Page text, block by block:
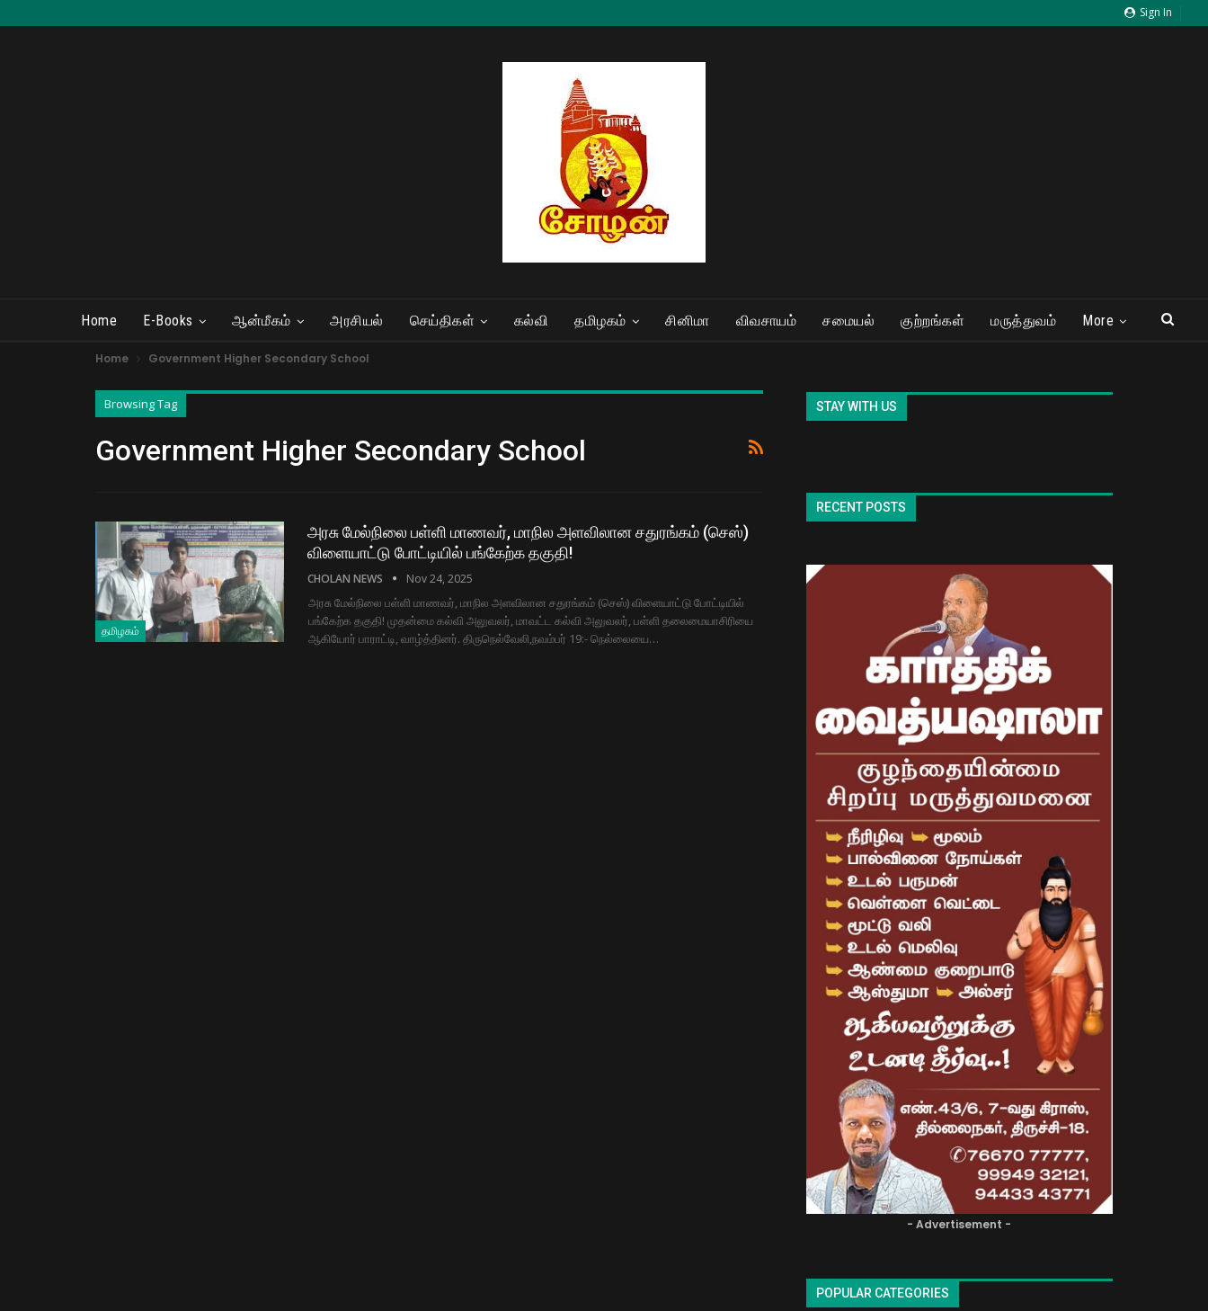
Sign In
Home E-Books ஆன்மீகம் அரசியல் செய்திகள் கல்வி தமிழகம் சினிமா விவசாயம் சமையல் குற்றங்கள் மருத்துவம் More
Home Government Higher Secondary School
Browsing Tag
Government Higher Secondary School
தமிழகம்
அரசு மேல்நிலை பள்ளி மாணவர், மாநில அளவிலான சதுரங்கம் (செஸ்)
விளையாட்டு போட்டியில் பங்கேற்க தகுதி!
CHOLAN NEWS Nov 24, 2025
அரசு மேல்நிலை பள்ளி மாணவர், மாநில அளவிலான சதுரங்கம் (செஸ்) விளையாட்டு போட்டியில்
பங்கேற்க தகுதி! முதன்மை கல்வி அலுவலர், மாவட்ட கல்வி அலுவலர், பள்ளி தலைமையாசிரியை
ஆகியோர் பாராட்டி, வாழ்த்தினர். திருநெல்வேலி,நவம்பர் 19:- நெல்லையை…
STAY WITH US
RECENT POSTS
- Advertisement -
POPULAR CATEGORIES